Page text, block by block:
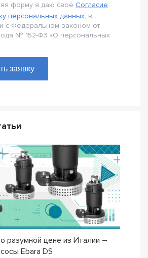
форму я даю своё Согласие
персональных данных, в
с Федеральном законом от
№ 152-Ф3 «О персональных
заявку
разумной цене из Италии –
Ebara DS